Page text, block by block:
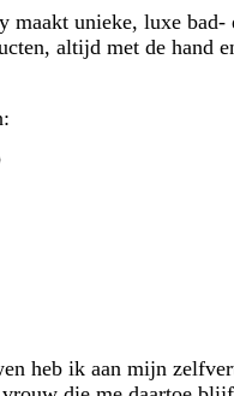
maakt unieke, luxe bad-
altijd met de hand
heb ik aan mijn